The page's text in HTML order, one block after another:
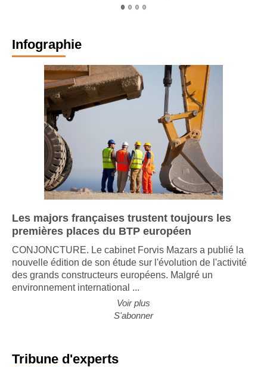
Zoom - pas
perdus
Circulation
Petite salle
d'audience
parc
Entrée du
palais de
justice
Infographie
Les majors françaises trustent toujours les
premières places du BTP européen
CONJONCTURE. Le cabinet Forvis Mazars a publié la
nouvelle édition de son étude sur l'évolution de l'activité
des grands constructeurs européens. Malgré un
environnement international ...
Voir plus
S'abonner
Tribune d'experts